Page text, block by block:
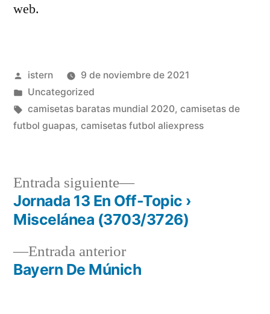
web.
Publicado
por
istern
9 de noviembre de 2021
Publicado
en
Uncategorized
Etiquetas:
camisetas baratas mundial 2020, camisetas de
futbol guapas, camisetas futbol aliexpress
Navegación
entradas
Entrada anteriorEntrada
anterior:
Bayern De Múnich
Entrada siguiente
Entrada
siguiente:
Jornada 13 En Off-Topic ›
Miscelánea (3703/3726)